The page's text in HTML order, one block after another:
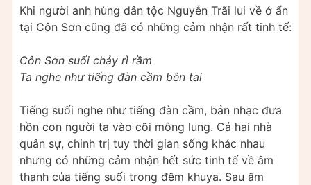
Khi người anh hùng dân tộc Nguyễn Trãi lui về ở ẩn
tại Côn Sơn cũng đã có những cảm nhận rất tinh tế:
Côn Sơn suối chảy rì rầm
Ta nghe như tiếng đàn cầm bên tai
Tiếng suối nghe như tiếng đàn cầm, bản nhạc đưa
hồn con người ta vào cõi mông lung. Cả hai nhà
quân sự, chinh trị tuy thời gian sống khác nhau
nhưng có những cảm nhận hết sức tinh tế về âm
thanh của tiếng suối trong đêm khuya. Sau âm